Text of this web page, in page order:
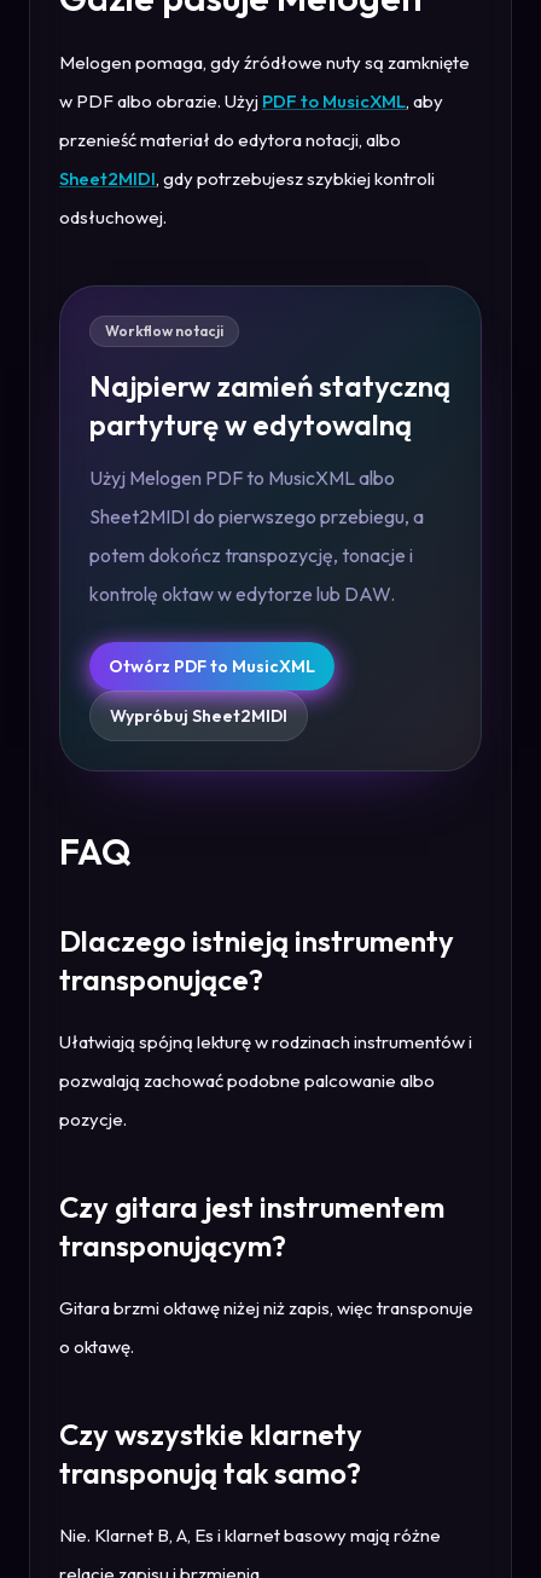
Melogen pomaga, gdy źródłowe nuty są zamknięte
w PDF albo obrazie. Użyj PDF to MusicXML, aby
przenieść materiał do edytora notacji, albo
Sheet2MIDI, gdy potrzebujesz szybkiej kontroli
odsłuchowej.
Workflow notacji
Najpierw zamień statyczną
partyturę w edytowalną
Użyj Melogen PDF to MusicXML albo
Sheet2MIDI do pierwszego przebiegu, a
potem dokończ transpozycję, tonacje i
kontrolę oktaw w edytorze lub DAW.
Otwórz PDF to MusicXML
Wypróbuj Sheet2MIDI
FAQ
Dlaczego istnieją instrumenty
transponujące?
Ułatwiają spójną lekturę w rodzinach instrumentów i
pozwalają zachować podobne palcowanie albo
pozycje.
Czy gitara jest instrumentem
transponującym?
Gitara brzmi oktawę niżej niż zapis, więc transponuje
o oktawę.
Czy wszystkie klarnety
transponują tak samo?
Nie. Klarnet B, A, Es i klarnet basowy mają różne
relacje zapisu i brzmienia.